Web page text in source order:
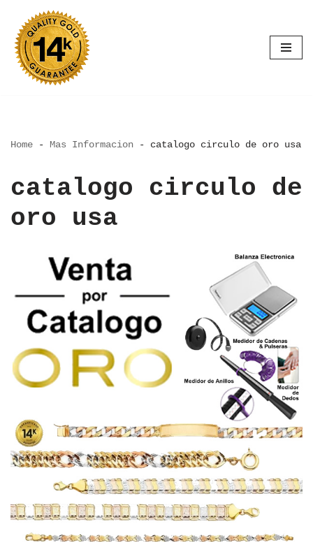
Saltar
al
contenido
Home - Mas Informacion - catalogo circulo de oro usa
catalogo circulo de
oro usa